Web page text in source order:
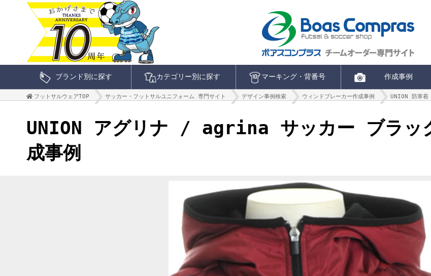
ブランド別に探す カテゴリー別に探す マーキング・背番号 作成事例
フットサルウェアTOP サッカー・フットサルユニフォーム 専門サイト デザイン事例検索 ウィンドブレーカー作成事例 UNION 防寒着
UNION アグリナ / agrina サッカー ブラッ
成事例